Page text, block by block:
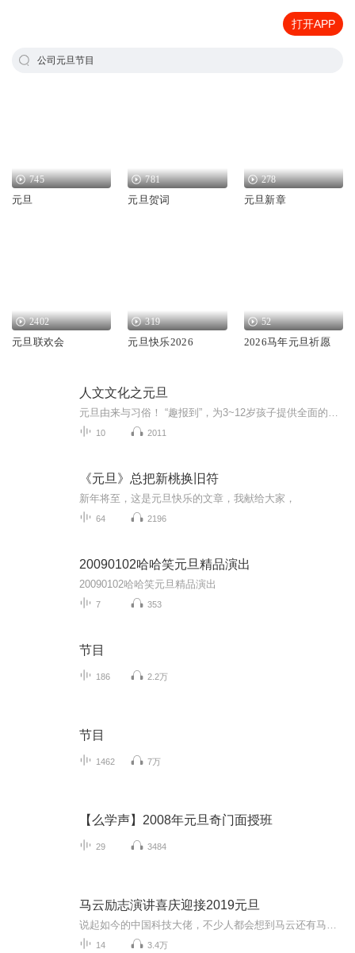
打开APP
公司元旦节目
745
元旦
781
元旦贺词
278
元旦新章
2402
元旦联欢会
319
元旦快乐2026
52
2026马年元旦祈愿
人文文化之元旦
10 2011
《元旦》总把新桃换旧符
新年将至，这是元旦快乐的文章，我献给大家，
64 2196
20090102哈哈笑元旦精品演出
20090102哈哈笑元旦精品演出
7 353
节目
186 2.2万
节目
1462 7万
【么学声】2008年元旦奇门面授班
29 3484
马云励志演讲喜庆迎接2019元旦
14 3.4万